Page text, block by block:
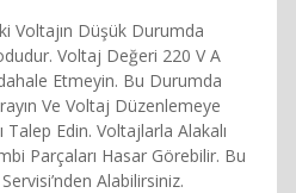
Voltajın Düşük Durumda
Voltaj Değeri 220 V A
Etmeyin. Bu Durumda
Ve Voltaj Düzenlemeye
Talep Edin. Voltajlarla Alakalı
Parçaları Hasar Görebilir. Bu
Alabilirsiniz.